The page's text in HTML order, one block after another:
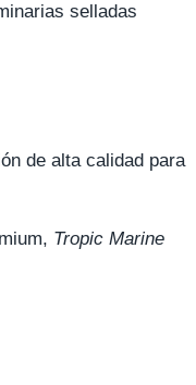
selladas
de alta calidad para
Tropic Marine